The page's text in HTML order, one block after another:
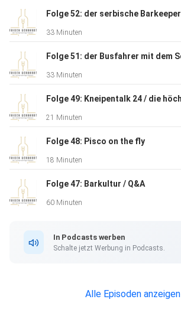
33 Minuten
33 Minuten
21 Minuten
Folge 48: Pisco on the fly
18 Minuten
Folge 47: Barkultur / Q&A
60 Minuten
In Podcasts werben
Schalte jetzt Werbung in Podcasts.
Alle Episoden anzeigen